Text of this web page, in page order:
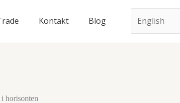
Kontakt Blog
sprog
horisonten